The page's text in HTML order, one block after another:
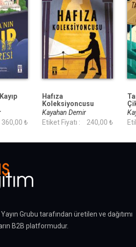
360,00 ₺
Hafıza
Koleksiyoncusu
Kayahan Demir
Etiket Fiyatı :
240,00 ₺
Grubu tarafından üretilen ve dağıtımı
B2B platformudur.